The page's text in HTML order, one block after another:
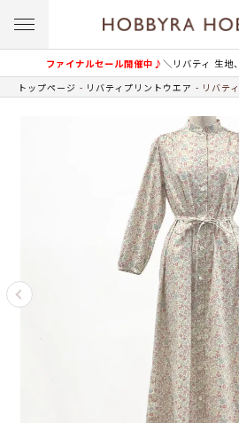
ファイナルセール開催中♪＼リバティ 生地
トップページ リバティプリントウエア リバテ